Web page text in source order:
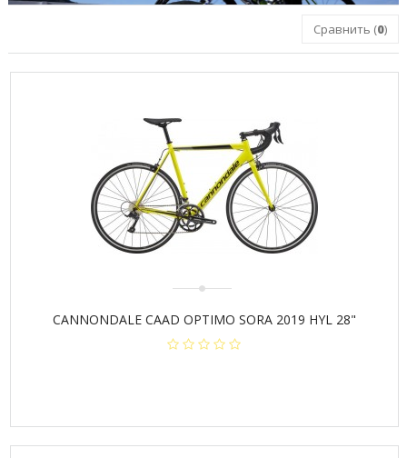
Сравнить (0)
CANNONDALE CAAD OPTIMO SORA 2019 HYL 28"